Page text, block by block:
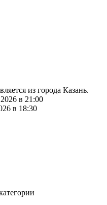
из города Казань.
в 21:00
в 18:30